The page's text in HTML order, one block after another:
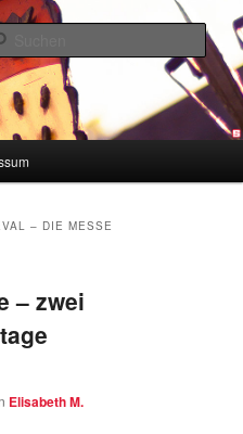
– DIE MESSE
– zwei
Elisabeth M.